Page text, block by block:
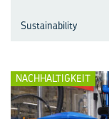
Sustainability
NACHHALTIGKEIT